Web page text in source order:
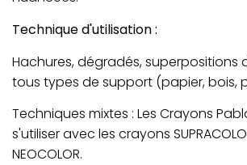
Technique d'utilisation :
Hachures, dégradés, superpositions
tous types de support (papier, bois,
Techniques mixtes : Les Crayons
s'utiliser avec les crayons
NEOCOLOR.